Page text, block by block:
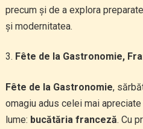
precum și de a explora
și modernitatea.
Fête de la Gastronomie,
Fête de la Gastronomie,
omagiu adus celei mai
lume: bucătăria franceză. Cu